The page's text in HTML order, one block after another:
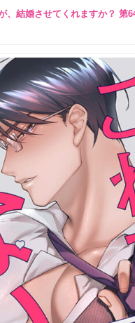
、結婚させてくれますか？ 第